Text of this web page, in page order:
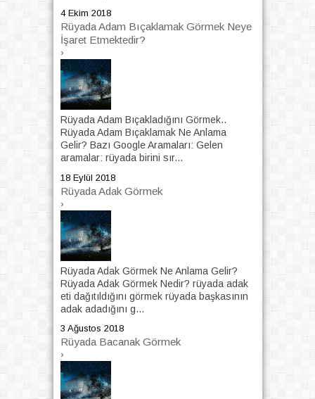
4 Ekim 2018
Rüyada Adam Bıçaklamak Görmek Neye
İşaret Etmektedir?
›
Rüyada Adam Bıçakladığını Görmek..
Rüyada Adam Bıçaklamak Ne Anlama
Gelir? Bazı Google Aramaları: Gelen
aramalar: rüyada birini sır...
18 Eylül 2018
Rüyada Adak Görmek
›
Rüyada Adak Görmek Ne Anlama Gelir?
Rüyada Adak Görmek Nedir? rüyada adak
eti dağıtıldığını görmek rüyada başkasının
adak adadığını g...
3 Ağustos 2018
Rüyada Bacanak Görmek
›